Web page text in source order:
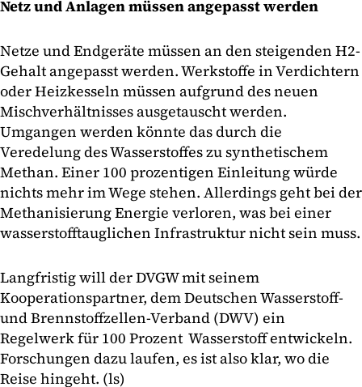
Netz und Anlagen müssen angepasst werden
Netze und Endgeräte müssen an den steigenden H2-
Gehalt angepasst werden. Werkstoffe in Verdichtern
oder Heizkesseln müssen aufgrund des neuen
Mischverhältnisses ausgetauscht werden.
Umgangen werden könnte das durch die
Veredelung des Wasserstoffes zu synthetischem
Methan. Einer 100 prozentigen Einleitung würde
nichts mehr im Wege stehen. Allerdings geht bei der
Methanisierung Energie verloren, was bei einer
wasserstofftauglichen Infrastruktur nicht sein muss.
Langfristig will der DVGW mit seinem
Kooperationspartner, dem Deutschen Wasserstoff-
und Brennstoffzellen-Verband (DWV) ein
Regelwerk für 100 Prozent Wasserstoff entwickeln.
Forschungen dazu laufen, es ist also klar, wo die
Reise hingeht. (ls)